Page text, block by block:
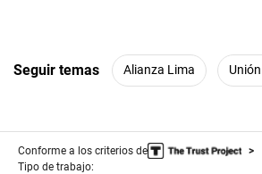
Seguir temas Alianza Lima
Conforme a los criterios de
Tipo de trabajo: